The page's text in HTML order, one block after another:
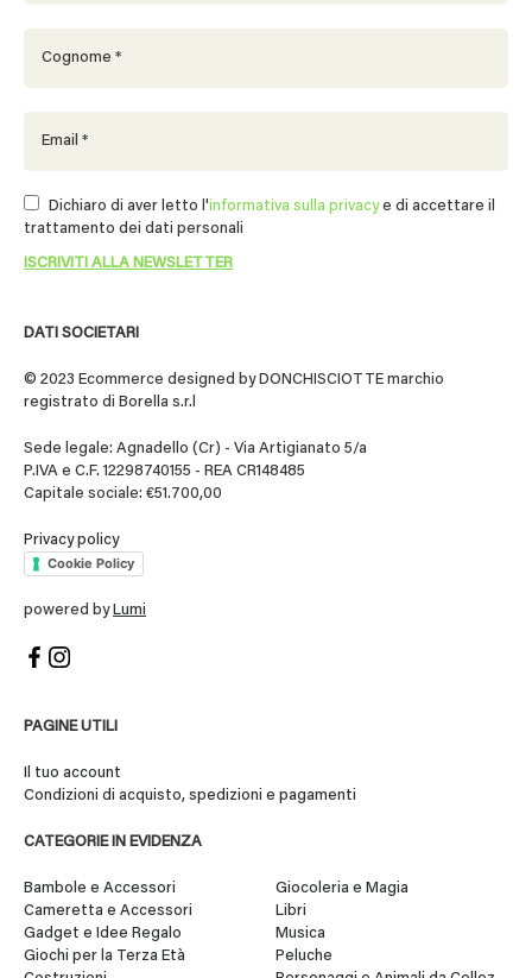
DATI SOCIETARI
© 2023 Ecommerce designed by DONCHISCIOTTE marchio
registrato di Borella s.r.l
Sede legale: Agnadello (Cr) - Via Artigianato 5/a
P.IVA e C.F. 12298740155 - REA CR148485
Capitale sociale: €51.700,00
Privacy policy
Cookie Policy
powered by Lumi
PAGINE UTILI
Il tuo account
Condizioni di acquisto, spedizioni e pagamenti
CATEGORIE IN EVIDENZA
Bambole e Accessori
Cameretta e Accessori
Gadget e Idee Regalo
Giochi per la Terza Età
Giocoleria e Magia
Libri
Musica
Peluche
Dichiaro di aver letto l'informativa sulla privacye di accettare il
trattamento dei dati personali